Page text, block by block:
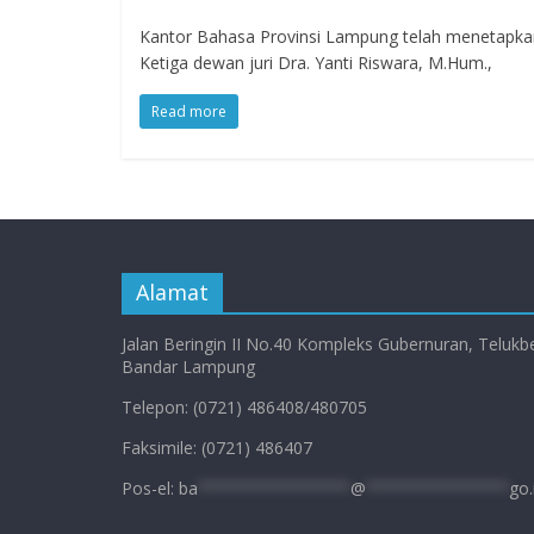
Kantor Bahasa Provinsi Lampung telah
Ketiga dewan juri Dra. Yanti Riswara, M.Hum.,
Read more
Alamat
Jalan Beringin II No.40 Kompleks Gubernuran,
Bandar Lampung
Telepon: (0721) 486408/480705
Faksimile: (0721) 486407
Pos-el: ba @